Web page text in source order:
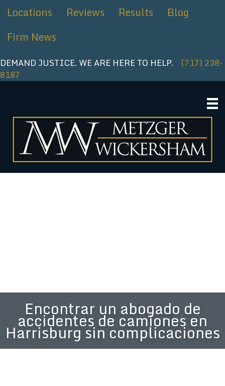
Locations Reviews Results
Blog
Firm News
DEMAND JUSTICE. WE ARE HERE TO HELP. (717) 238-
8187
Encontrar un abogado de
accidentes de camiones en
Harrisburg sin complicaciones